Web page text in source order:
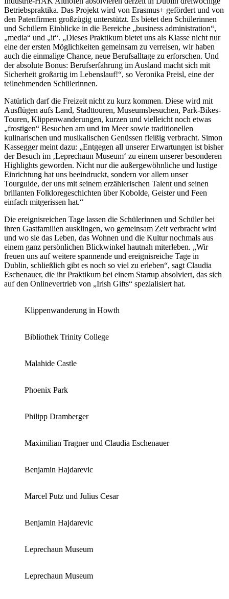
Betriebspraktika. Das Projekt wird von Erasmus+ gefördert und von
den Patenfirmen großzügig unterstützt. Es bietet den Schülerinnen
und Schülern Einblicke in die Bereiche „business administration“,
„media“ und „it“. „Dieses Praktikum bietet uns als Klasse nicht nur
eine der ersten Möglichkeiten gemeinsam zu verreisen, wir haben
auch die einmalige Chance, neue Berufsalltage zu erforschen. Und
der absolute Bonus: Berufserfahrung im Ausland macht sich mit
Sicherheit großartig im Lebenslauf!“, so Veronika Preisl, eine der
teilnehmenden Schülerinnen.
Natürlich darf die Freizeit nicht zu kurz kommen. Diese wird mit
Ausflügen aufs Land, Stadttouren, Museumsbesuchen, Park-Bikes-
Touren, Klippenwanderungen, kurzen und vielleicht noch etwas
„frostigen“ Besuchen am und im Meer sowie traditionellen
kulinarischen und musikalischen Genüssen fleißig verbracht. Simon
Kassegger meint dazu: „Entgegen all unserer Erwartungen ist bisher
der Besuch im ‚Leprechaun Museum‘ zu einem unserer besonderen
Highlights geworden. Nicht nur die außergewöhnliche und lustige
Einrichtung hat uns beeindruckt, sondern vor allem unser
Tourguide, der uns mit seinem erzählerischen Talent und seinen
brillanten Folkloregeschichten über Kobolde, Geister und Feen
einfach mitgerissen hat.“
Die ereignisreichen Tage lassen die Schülerinnen und Schüler bei
ihren Gastfamilien ausklingen, wo gemeinsam Zeit verbracht wird
und wo sie das Leben, das Wohnen und die Kultur nochmals aus
einem ganz persönlichen Blickwinkel hautnah miterleben. „Wir
freuen uns auf weitere spannende und ereignisreiche Tage in
Dublin, schließlich gibt es noch so viel zu erleben“, sagt Claudia
Eschenauer, die ihr Praktikum bei einem Startup absolviert, das sich
auf den Onlinevertrieb von „Irish Gifts“ spezialisiert hat.
Klippenwanderung in Howth
Bibliothek Trinity College
Malahide Castle
Phoenix Park
Philipp Dramberger
Maximilian Tragner und Claudia Eschenauer
Benjamin Hajdarevic
Marcel Putz und Julius Cesar
Benjamin Hajdarevic
Leprechaun Museum
Leprechaun Museum